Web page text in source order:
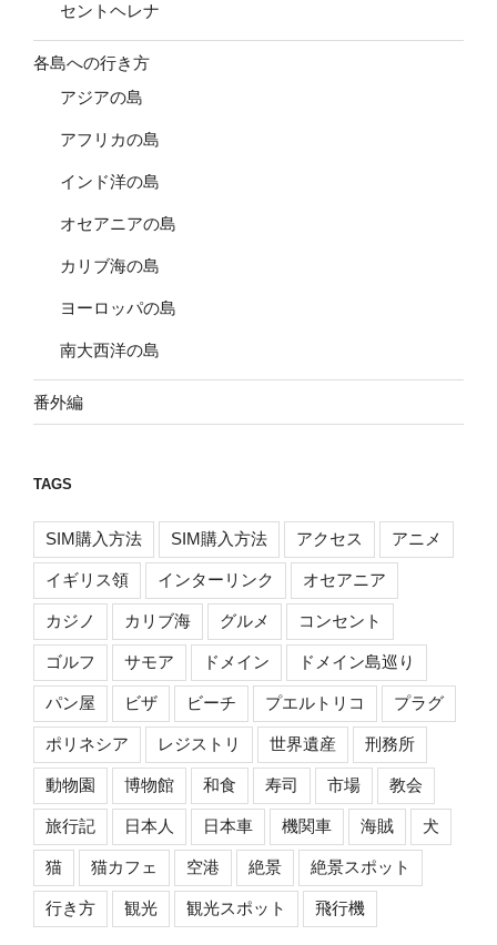
セントヘレナ
各島への行き方
アジアの島
アフリカの島
インド洋の島
オセアニアの島
カリブ海の島
ヨーロッパの島
南大西洋の島
番外編
TAGS
SIM購入方法 SIM購入方法 アクセス アニメ
イギリス領 インターリンク オセアニア
カジノ カリブ海 グルメ コンセント
ゴルフ サモア ドメイン ドメイン島巡り
パン屋 ビザ ビーチ プエルトリコ プラグ
ポリネシア レジストリ 世界遺産 刑務所
動物園 博物館 和食 寿司 市場 教会
旅行記 日本人 日本車 機関車 海賊 犬
猫 猫カフェ 空港 絶景 絶景スポット
行き方 観光 観光スポット 飛行機